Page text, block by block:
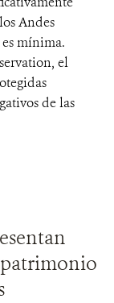
Andes
mínima.
el
de las
patrimonio